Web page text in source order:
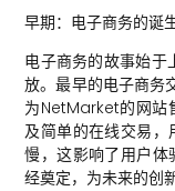
早期：电子商务的诞
电子商务的故事始
放。最早的电子商务
为NetMarket的网站
及简单的在线交易
慢，这影响了用户
经奠定，为未来的创